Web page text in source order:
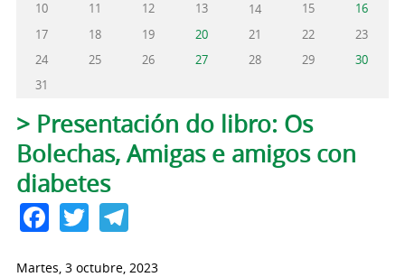
10
11 12 13 14 15
16
17
18 19 20 21 22
23
24
25 26 27 28 29
30
31
Solapas principales
> Presentación do libro: Os
Bolechas, Amigas e amigos con
diabetes
Facebook
TwitterTelegram
Martes, 3 octubre, 2023